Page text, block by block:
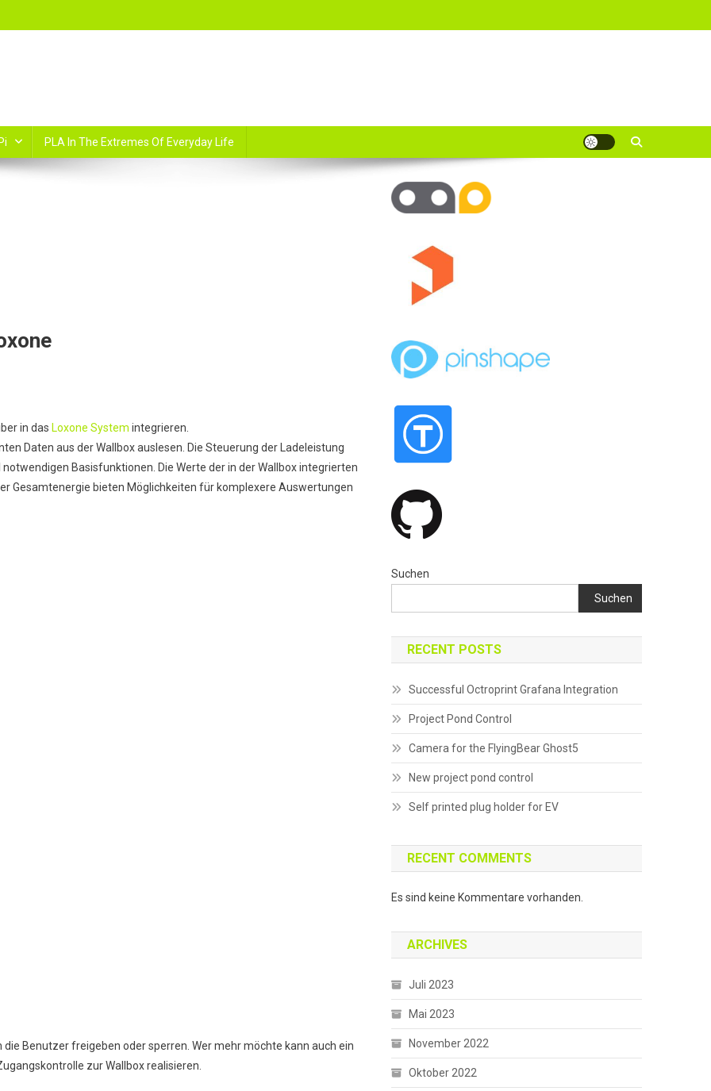
PLA In The Extremes Of Everyday Life
in das Loxone System integrieren.
Daten aus der Wallbox auslesen. Die Steuerung der Ladeleistung
Basisfunktionen. Die Werte der in der Wallbox integrierten
Gesamtenergie bieten Möglichkeiten für komplexere Auswertungen
Benutzer freigeben oder sperren. Wer mehr möchte kann auch ein
zur Wallbox realisieren.
Suchen
Suchen
RECENT POSTS
Successful Octroprint Grafana Integration
Project Pond Control
Camera for the FlyingBear Ghost5
New project pond control
Self printed plug holder for EV
RECENT COMMENTS
Es sind keine Kommentare vorhanden.
ARCHIVES
Juli 2023
Mai 2023
November 2022
Oktober 2022